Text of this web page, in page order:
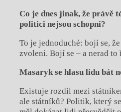
Co je dnes jinak, že právě
politici nejsou schopni?
To je jednoduché: bojí se,
zvoleni. Bojí se – a nerad to
Masaryk se hlasu lidu bát
Existuje rozdíl mezi
ale státníků? Politik, který